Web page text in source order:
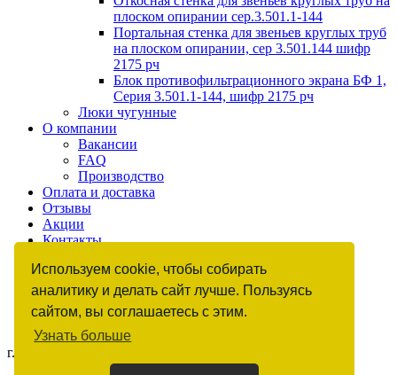
Используем cookie, чтобы собирать
аналитику и делать сайт лучше. Пользуясь
сайтом, вы соглашаетесь с этим.
Узнать больше
плоском опирании сер.3.501.1-144
Портальная стенка для звеньев круглых труб
на плоском опирании, сер 3.501.144 шифр
2175 рч
Блок противофильтрационного экрана БФ 1,
Серия 3.501.1-144, шифр 2175 рч
Люки чугунные
О компании
Вакансии
FAQ
Производство
Оплата и доставка
Отзывы
Акции
Контакты
г. Москва, ул. Бутлерова, д. 17